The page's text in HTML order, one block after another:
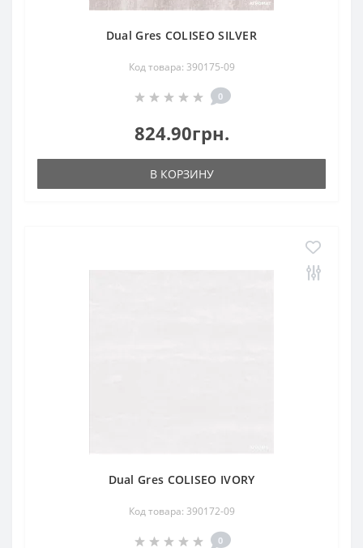
Dual Gres COLISEO SILVER
Код товара: 390175-09
0
824.90грн.
В КОРЗИНУ
Dual Gres COLISEO IVORY
Код товара: 390172-09
0